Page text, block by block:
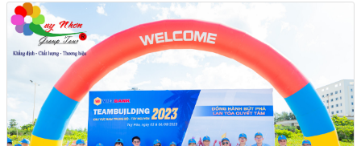
tour ghép Hòn Khô